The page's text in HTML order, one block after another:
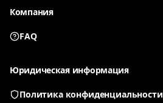
Компания
FAQ
Юридическая информация
Политика конфиденциальности